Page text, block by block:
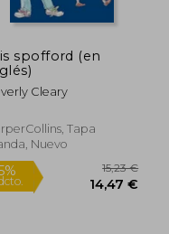
5%
dcto.
spofford (en
Cleary
Tapa
Nuevo